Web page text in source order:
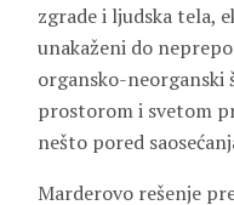
zgrade i ljudska tela,
unakaženi do
organsko-neorganski
prostorom i svetom
nešto pored
Marderovo rešenje